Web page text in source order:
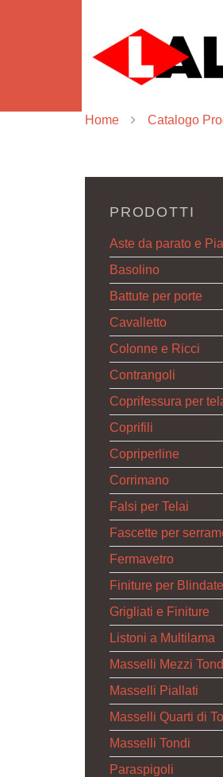
Home Catalogo
PRODOTTI
Aste da parato e
Basolino
Battute per porte
Cavalletto
Colonne e Ricci
Contrangoli
Coprifessura per
Coprifili
Copriperline
Corrimano
Falsi per Telai
Fascette per
Fermavetro
Finiture per Blindate
Grigliati e Finiture
Listoni a Multilama
Masselli Mezzi
Masselli Piallati
Masselli Quarti di
Masselli Tondi
Paraspigoli